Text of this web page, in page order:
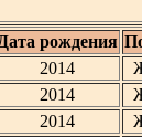
Дата рождения
2014
2014
2014